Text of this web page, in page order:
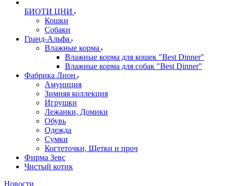
БИОТИ ЦНИ
Кошки
Собаки
Гранд-Альфа
Влажные корма
Влажные корма для кошек "Best Dinner"
Влажные корма для собак "Best Dinner"
Фабрика Лион
Амуниция
Зимняя коллекция
Игрушки
Лежанки, Домики
Обувь
Одежда
Сумки
Когтеточки, Щетки и проч
Фирма Зевс
Чистый котик
Новости